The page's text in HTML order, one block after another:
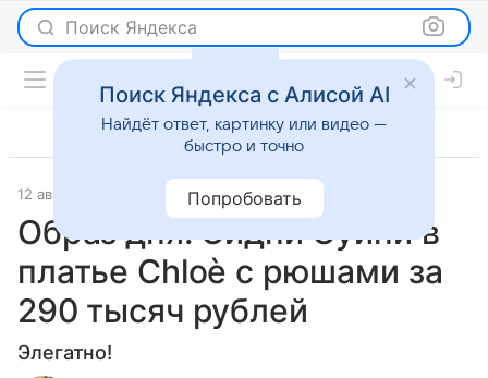
Поиск Яндекса
12 августа 2024 Светская жизнь
Образ дня: Сидни Суини в
платье Chloè с рюшами за
290 тысяч рублей
Элегатно!
Поиск Яндекса с Алисой AI
Найдёт ответ, картинку или видео —
быстро и точно
Попробовать